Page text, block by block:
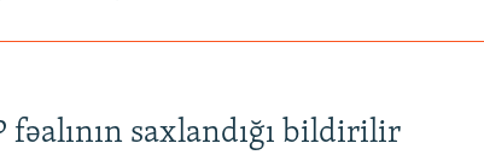
fəalının saxlandığı bildirilir